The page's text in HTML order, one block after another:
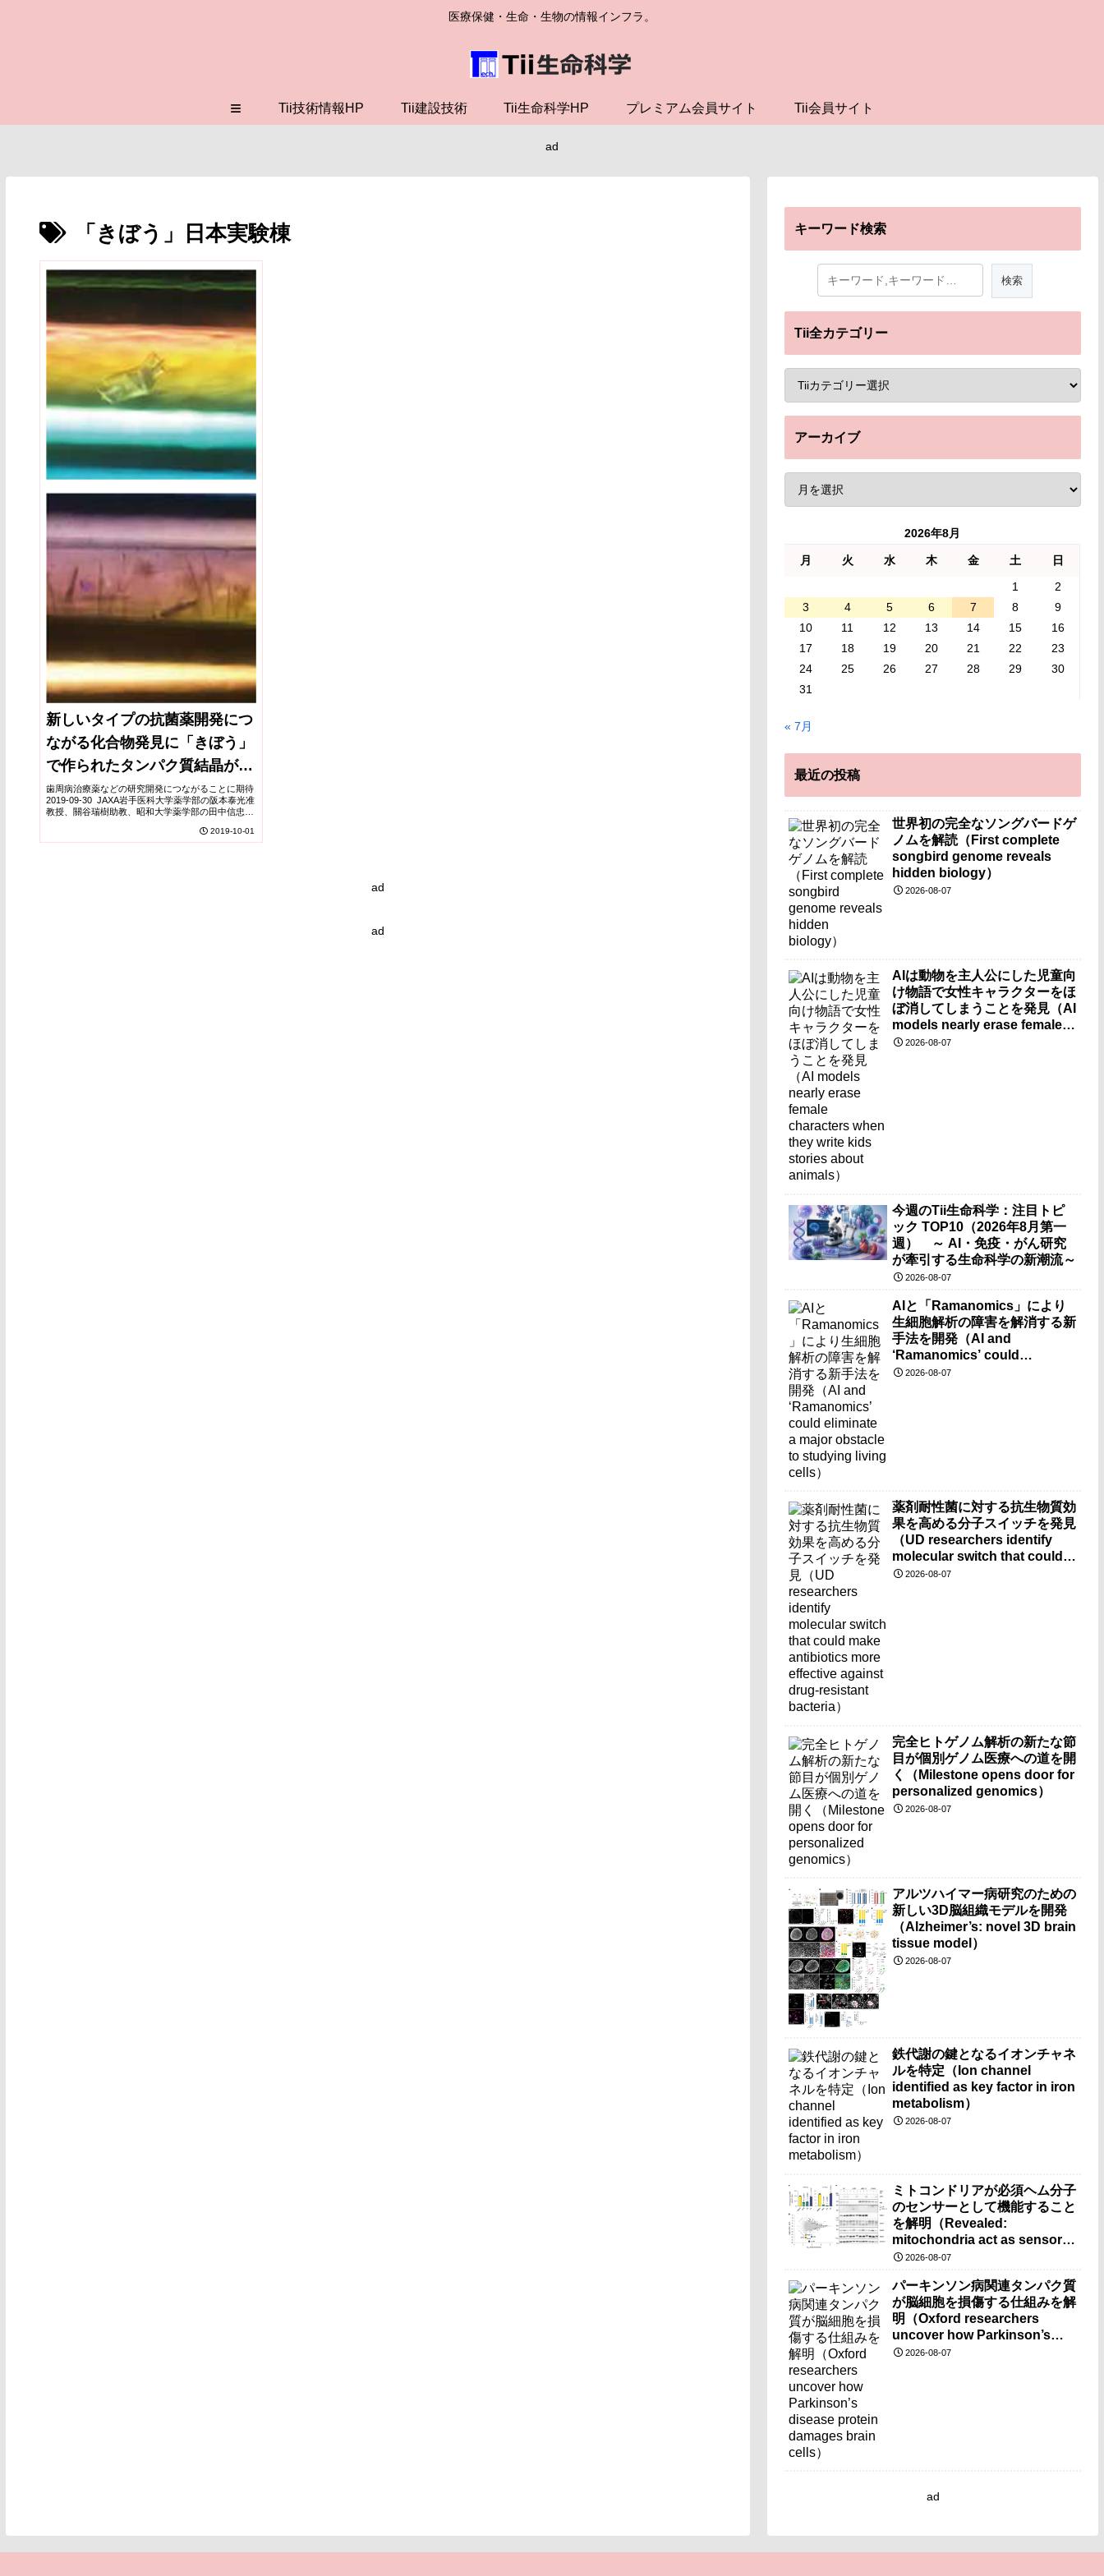
医療保健・生命・生物の情報インフラ。
≡ Tii技術情報HP Tii建設技術 Tii生命科学HP プレミアム会員サイト Tii会員サイト
ad
「きぼう」日本実験棟
新しいタイプの抗菌薬開発につ
ながる化合物発見に「きぼう」
で作られたタンパク質結晶が貢
献
歯周病治療薬などの研究開発につながることに期待
2019-09-30 JAXA岩手医科大学薬学部の阪本泰光准
教授、關谷瑞樹助教、昭和大学薬学部の田中信忠准
教授、長岡工業高等専門学校の鈴木義之特命...
2019-10-01
ad
ad
キーワード検索
Tii全カテゴリー
アーカイブ
2026年8月
月 火 水 木 金 土
日
1
2
3
4 5 6 7 8
9
10
11 12 13 14 15
16
17
18 19 20 21 22
23
24
25 26 27 28 29
30
31
« 7月
最近の投稿
世界初の完全なソングバードゲ
ノムを解読（First complete
songbird genome reveals
hidden biology）
2026-08-07
AIは動物を主人公にした児童向
け物語で女性キャラクターをほ
ぼ消してしまうことを発見（AI
models nearly erase female
characters when they write
2026-08-07
今週のTii生命科学：注目トピ
ック TOP10（2026年8月第一
週） ～ AI・免疫・がん研究
が牽引する生命科学の新潮流～
2026-08-07
AIと「Ramanomics」により
生細胞解析の障害を解消する新
手法を開発（AI and
‘Ramanomics’ could
eliminate a major obstacle to
2026-08-07
薬剤耐性菌に対する抗生物質効
果を高める分子スイッチを発見
（UD researchers identify
molecular switch that could
make antibiotics more
2026-08-07
完全ヒトゲノム解析の新たな節
目が個別ゲノム医療への道を開
く（Milestone opens door for
personalized genomics）
2026-08-07
アルツハイマー病研究のための
新しい3D脳組織モデルを開発
（Alzheimer’s: novel 3D brain
tissue model）
2026-08-07
鉄代謝の鍵となるイオンチャネ
ルを特定（Ion channel
identified as key factor in iron
metabolism）
2026-08-07
ミトコンドリアが必須ヘム分子
のセンサーとして機能すること
を解明（Revealed:
mitochondria act as sensors
for essential iron molecule）
2026-08-07
パーキンソン病関連タンパク質
が脳細胞を損傷する仕組みを解
明（Oxford researchers
uncover how Parkinson’s
disease protein damages
2026-08-07
ad